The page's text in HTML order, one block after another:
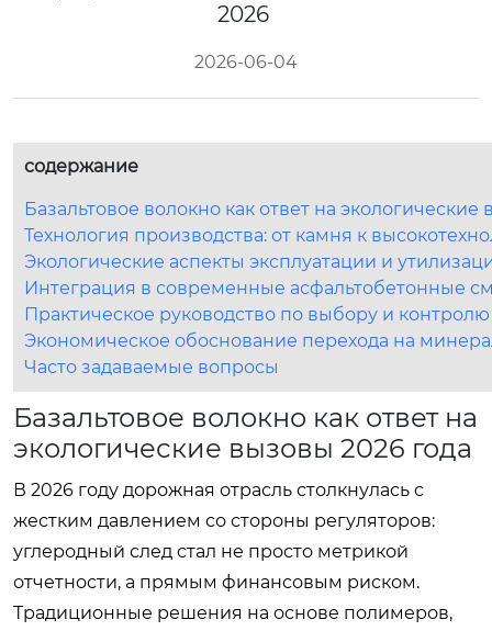
2026
2026-06-04
содержание
Базальтовое волокно как ответ на экологические
Технология производства: от камня к
Экологические аспекты эксплуатации и
Интеграция в современные асфальтобетонные
Практическое руководство по выбору и контролю
Экономическое обоснование перехода на
Часто задаваемые вопросы
Базальтовое волокно как ответ на
экологические вызовы 2026 года
В 2026 году дорожная отрасль столкнулась с
жестким давлением со стороны регуляторов:
углеродный след стал не просто метрикой
отчетности, а прямым финансовым риском.
Традиционные решения на основе полимеров,